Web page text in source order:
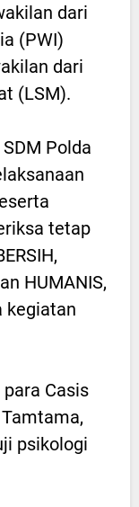
dari
(PWI)
dari
(LSM).
Polda
tetap
HUMANIS,
kegiatan
Casis
psikologi